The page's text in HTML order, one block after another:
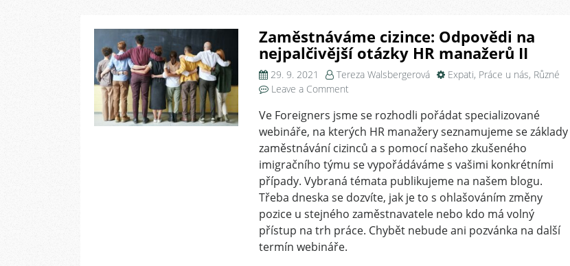
Zaměstnáváme cizince: Odpovědi na
nejpalčivější otázky HR manažerů II
29. 9. 2021 Tereza Walsbergerová Expati, Práce u nás, Různé
Leave a Commenton
cizince:
Odpovědi
na
nejpalčivější
otázky
HR
manažerů
II
Ve Foreigners jsme se rozhodli pořádat specializované
webináře, na kterých HR manažery seznamujeme se základy
zaměstnávání cizinců a s pomocí našeho zkušeného
imigračního týmu se vypořádáváme s vašimi konkrétními
případy. Vybraná témata publikujeme na našem blogu.
Třeba dneska se dozvíte, jak je to s ohlašováním změny
pozice u stejného zaměstnavatele nebo kdo má volný
přístup na trh práce. Chybět nebude ani pozvánka na další
termín webináře.